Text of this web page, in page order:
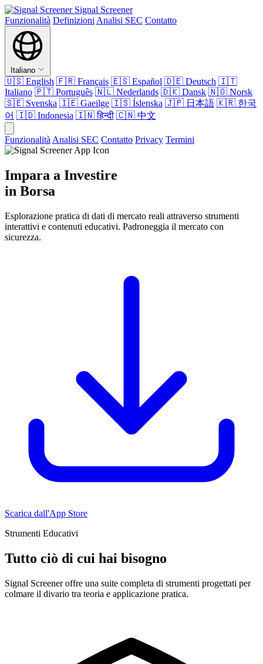
Signal Screener
Funzionalità Definizioni Analisi SEC Contatto
Italiano
🇺🇸 English 🇫🇷 Français 🇪🇸 Español 🇩🇪 Deutsch 🇮🇹
Italiano 🇵🇹 Português 🇳🇱 Nederlands 🇩🇰 Dansk 🇳🇴 Norsk
🇸🇪 Svenska 🇮🇪 Gaeilge 🇮🇸 Íslenska 🇯🇵 日本語 🇰🇷 한국
어 🇮🇩 Indonesia 🇮🇳हिन्दी 🇨🇳 中文
Funzionalità Analisi SEC Contatto Privacy Termini
Impara a Investire
in Borsa
Esplorazione pratica di dati di mercato reali attraverso strumenti
interattivi e contenuti educativi. Padroneggia il mercato con
sicurezza.
Scarica dall'App Store
Strumenti Educativi
Tutto ciò di cui hai bisogno
Signal Screener offre una suite completa di strumenti progettati per
colmare il divario tra teoria e applicazione pratica.